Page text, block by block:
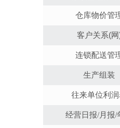
仓库物价管
客户关系(网
连锁配送管
生产组装
往来单位利润
经营日报/月报/